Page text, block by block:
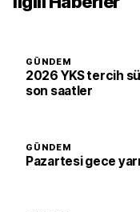
GÜNDEM
2026 YKS tercih
son saatler
GÜNDEM
Pazartesi gece